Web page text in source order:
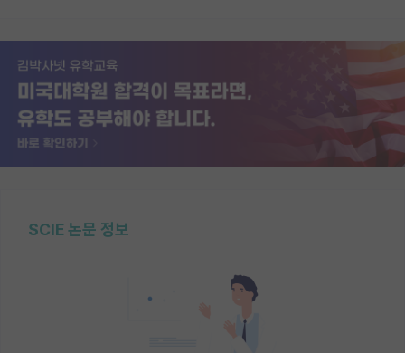
SCIE 논문 정보